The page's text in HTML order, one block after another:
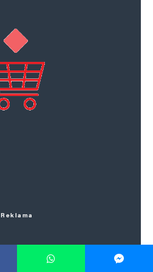
Reklama